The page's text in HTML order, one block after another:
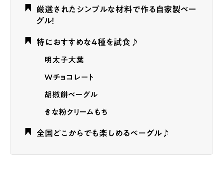
厳選されたシンプルな材料で作る自家製ベー
グル！
特におすすめな４種を試食♪
明太子大葉
Wチョコレート
胡椒餅ベーグル
きな粉クリームもち
全国どこからでも楽しめるベーグル♪